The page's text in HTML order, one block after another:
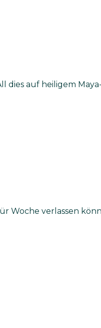
dies auf heiligem
Woche verlassen